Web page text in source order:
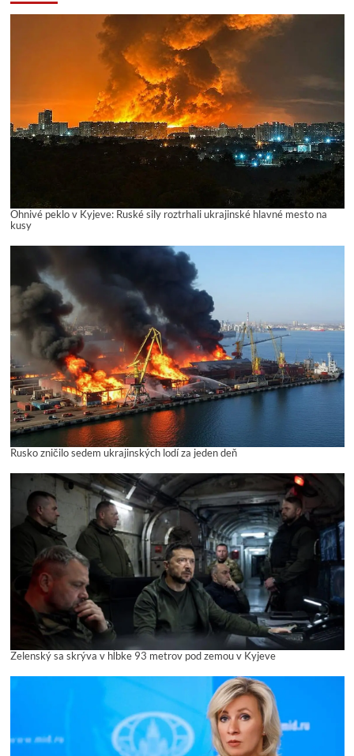
Ohnivé peklo v Kyjeve: Ruské sily roztrhali ukrajinské hlavné mesto na
kusy
Rusko zničilo sedem ukrajinských lodí za jeden deň
Zelenský sa skrýva v hĺbke 93 metrov pod zemou v Kyjeve